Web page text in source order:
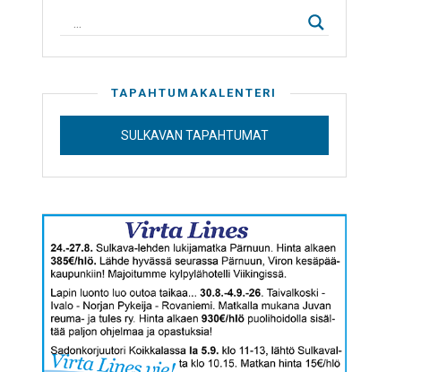
TAPAHTUMAKALENTERI
SULKAVAN TAPAHTUMAT